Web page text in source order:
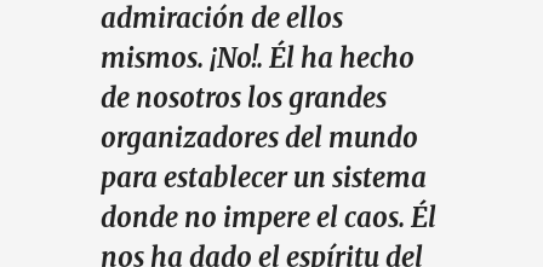
admiración de ellos
mismos. ¡No!. Él ha hecho
de nosotros los grandes
organizadores del mundo
para establecer un sistema
donde no impere el caos. Él
nos ha dado el espíritu del